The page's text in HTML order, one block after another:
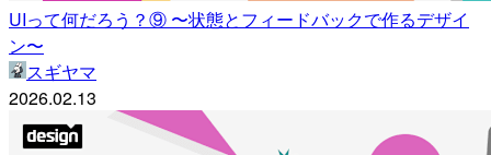
UIって何だろう？⑨ 〜状態とフィードバックで作るデザイ
ン〜
スギヤマ
2026.02.13